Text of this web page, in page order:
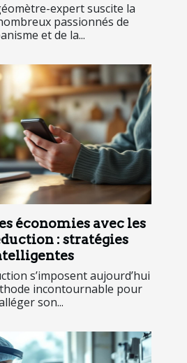
expert suscite la
passionnés de
et de la...
économies avec les
: stratégies
s’imposent aujourd’hui
incontournable pour
son...